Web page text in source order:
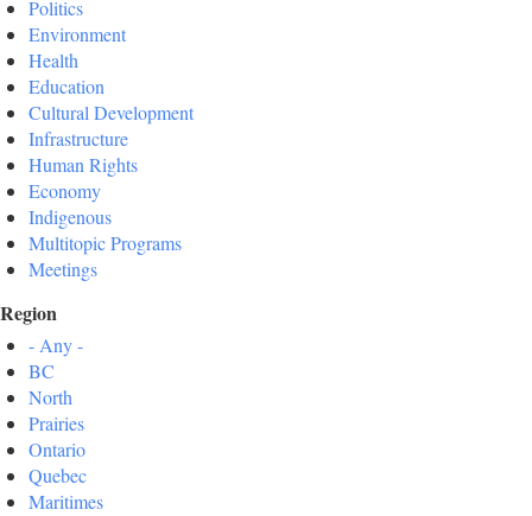
Politics
Environment
Health
Education
Cultural Development
Infrastructure
Human Rights
Economy
Indigenous
Multitopic Programs
Meetings
Region
- Any -
BC
North
Prairies
Ontario
Quebec
Maritimes